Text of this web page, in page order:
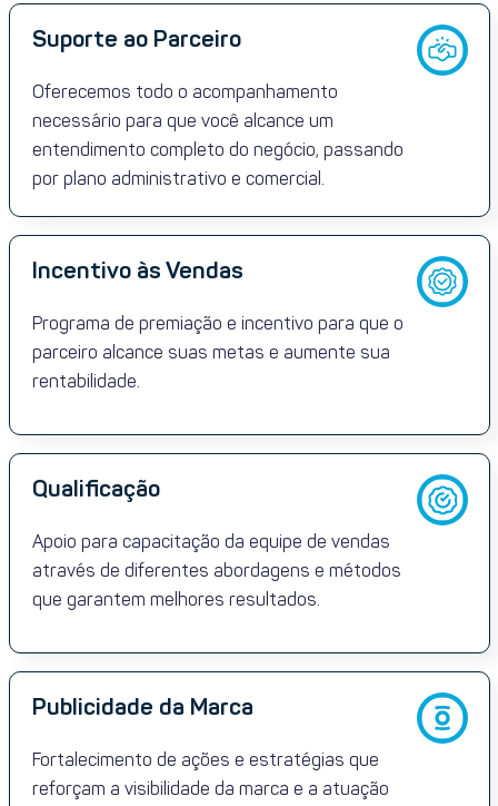
Suporte ao Parceiro
Oferecemos todo o acompanhamento
necessário para que você alcance um
entendimento completo do negócio, passando
por plano administrativo e comercial.
Incentivo às Vendas
Programa de premiação e incentivo para que o
parceiro alcance suas metas e aumente sua
rentabilidade.
Qualificação
Apoio para capacitação da equipe de vendas
através de diferentes abordagens e métodos
que garantem melhores resultados.
Publicidade da Marca
Fortalecimento de ações e estratégias que
reforçam a visibilidade da marca e a atuação